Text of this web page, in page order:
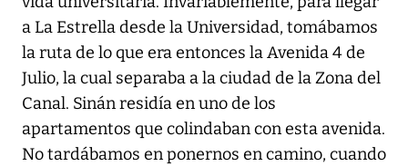
a La Estrella desde la Universidad, tomábamos
la ruta de lo que era entonces la Avenida 4 de
Julio, la cual separaba a la ciudad de la Zona del
Canal. Sinán residía en uno de los
apartamentos que colindaban con esta avenida.
No tardábamos en ponernos en camino, cuando